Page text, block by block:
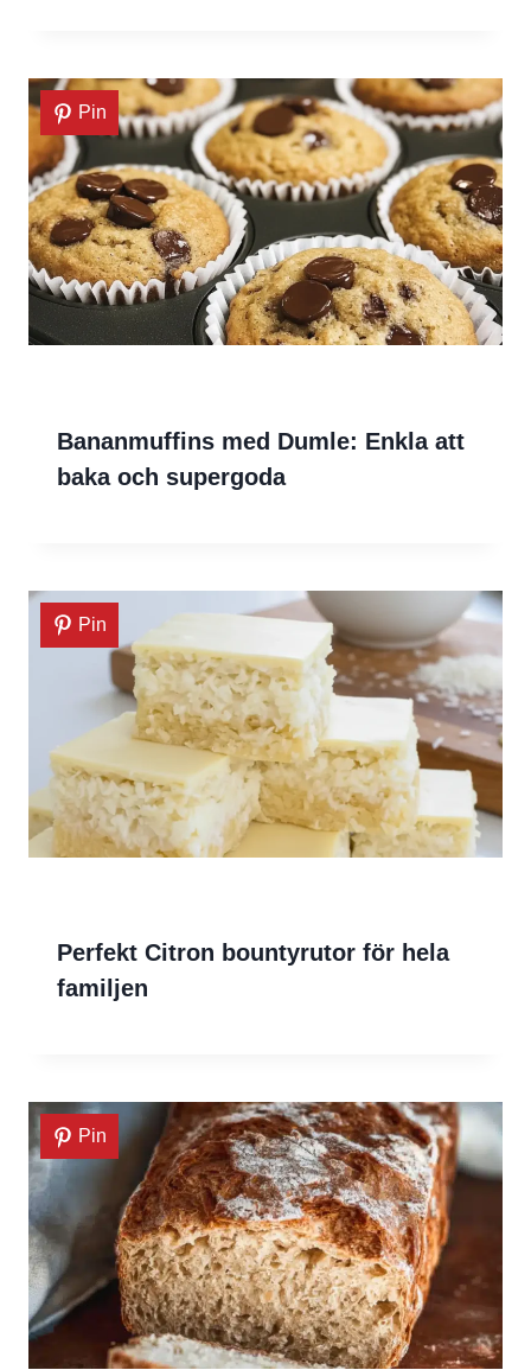
Pin
Bananmuffins med Dumle: Enkla att
baka och supergoda
Pin
Perfekt Citron bountyrutor för hela
familjen
Pin